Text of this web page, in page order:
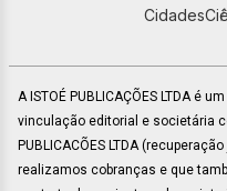
Cidades
A ISTOÉ PUBLICAÇÕES LTDA é
vinculação editorial e societária
PUBLICACÕES LTDA
realizamos cobranças e que